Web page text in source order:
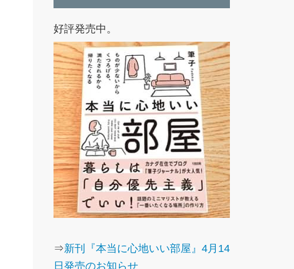
好評発売中。
⇒新刊『本当に心地いい部屋』4月14
日発売のお知らせ